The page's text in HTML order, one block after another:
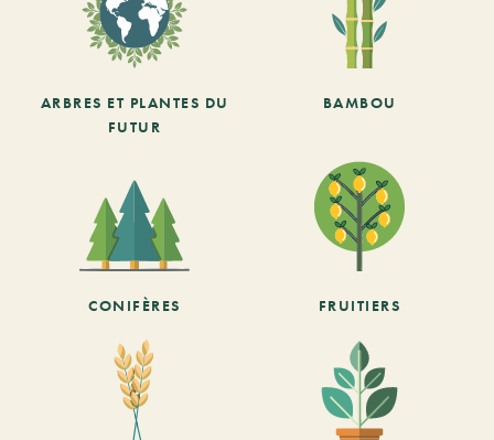
ARBRES ET PLANTES DU
FUTUR
BAMBOU
CONIFÈRES FRUITIERS